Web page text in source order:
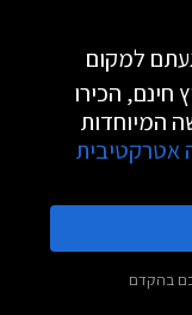
למקום
חינם, הכירו
המיוחדות
אטרקטיבית
בהקדם